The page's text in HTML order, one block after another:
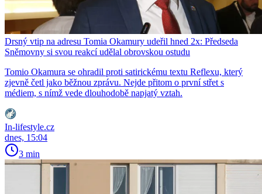
Drsný vtip na adresu Tomia Okamury udeřil hned 2x: Předseda
Sněmovny si svou reakcí udělal obrovskou ostudu
Tomio Okamura se ohradil proti satirickému textu Reflexu, který
zjevně četl jako běžnou zprávu. Nejde přitom o první střet s
médiem, s nímž vede dlouhodobě napjatý vztah.
In-lifestyle.cz
dnes, 15:04
3 min